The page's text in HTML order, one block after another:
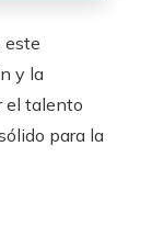
este
y la
el talento
para la